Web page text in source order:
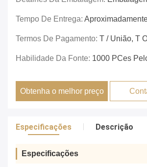
Tempo De Entrega:
Termos De Pagamento: T / União, T
Habilidade Da Fonte: 1000 PCes
Obtenha o melhor preço
Especificações Descrição
Especificações